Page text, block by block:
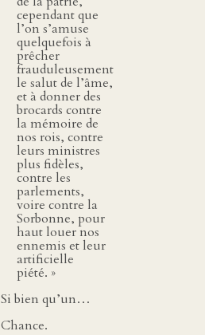
cependant que
l’on s’amuse
quelquefois à
prêcher
frauduleusement
le salut de l’âme,
et à donner des
brocards contre
la mémoire de
nos rois, contre
leurs ministres
plus fidèles,
contre les
parlements,
voire contre la
Sorbonne, pour
haut louer nos
ennemis et leur
artificielle
piété. »
Si bien qu’un…
Chance.